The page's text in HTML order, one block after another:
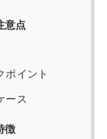
意点
ポイント
ース
徴